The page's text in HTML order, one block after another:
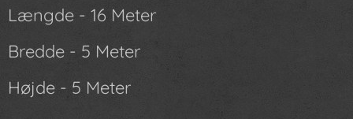
Længde - 16 Meter
Bredde - 5 Meter
Højde - 5 Meter